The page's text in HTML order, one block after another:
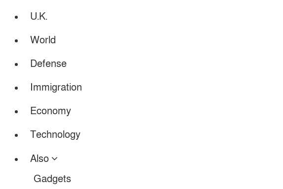
U.K.
World
Defense
Immigration
Economy
Technology
Also
Gadgets